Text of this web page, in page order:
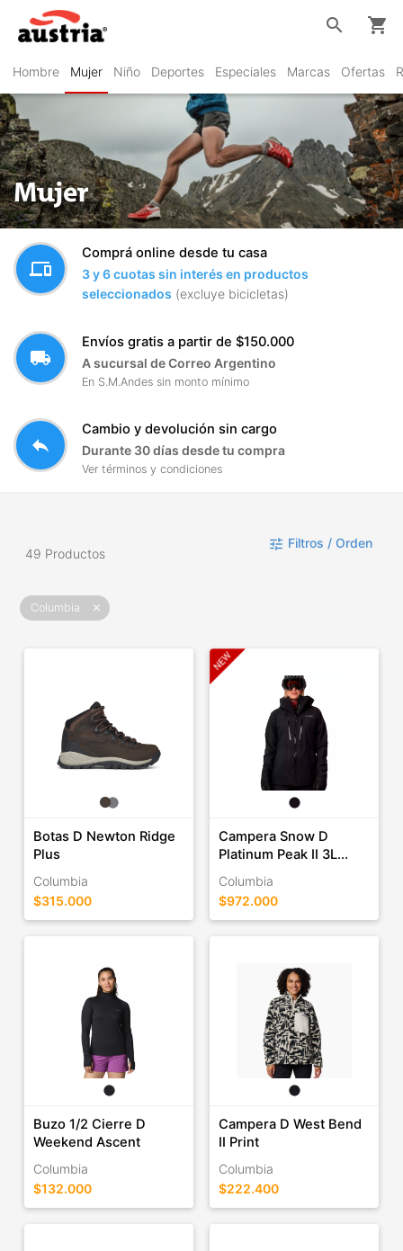
Hombre Mujer Niño Deportes Especiales Marcas Ofertas
search shopping_cart
Mujer
devices
Comprá online desde tu casa
3 y 6 cuotas sin interés en productos
seleccionados (excluye bicicletas)
local_shipping
Envíos gratis a partir de $150.000
A sucursal de Correo Argentino
En S.M.Andes sin monto mínimo
reply
Cambio y devolución sin cargo
Durante 30 días desde tu compra
Ver términos y condiciones
49 Productos
tune Filtros / Orden
Columbia close
Botas D Newton Ridge
Plus
Columbia
$315.000
Campera Snow D
Platinum Peak II 3L...
Columbia
$972.000
Buzo 1/2 Cierre D
Weekend Ascent
Columbia
$132.000
Campera D West Bend
II Print
Columbia
$222.400